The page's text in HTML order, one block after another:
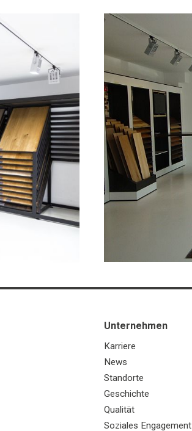
Unternehmen
Karriere
News
Standorte
Geschichte
Qualität
Soziales Engagement